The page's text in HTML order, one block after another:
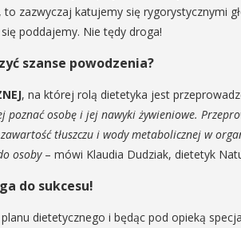
to zazwyczaj katujemy się rygorystycznymi
poddajemy. Nie tędy droga!
szanse powodzenia?
, na której rolą dietetyka jest
osobę i jej nawyki żywieniowe.
tłuszczu i wody metabolicznej w
osoby– mówi Klaudia Dudziak, dietetyk
do sukcesu!
dietetycznego i będąc pod opieką
05 MAJ